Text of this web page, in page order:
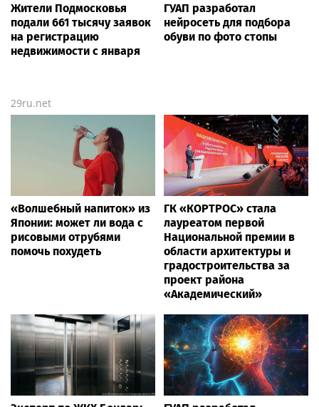
Жители Подмосковья
подали 661 тысячу заявок
на регистрацию
недвижимости с января
ГУАП разработал
нейросеть для подбора
обуви по фото стопы
29ru.net
«Волшебный напиток» из
Японии: может ли вода с
рисовыми отрубями
помочь похудеть
ГК «КОРТРОС» стала
лауреатом первой
Национальной премии в
области архитектуры и
градостроительства за
проект района
«Академический»